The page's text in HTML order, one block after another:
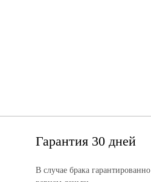
Гарантия 30 дней
В случае брака гарантированно